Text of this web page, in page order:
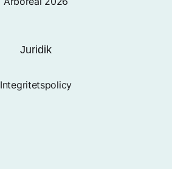
Juridik
Integritetspolicy